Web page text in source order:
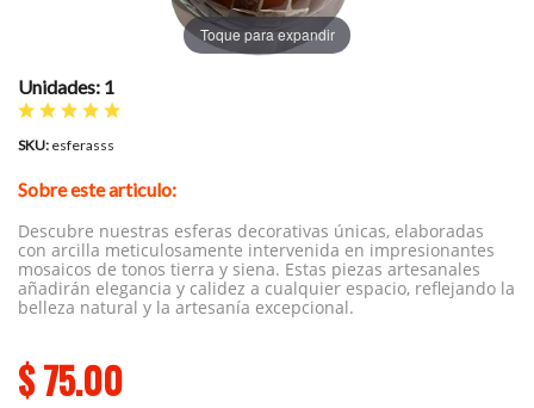
Toque para expandir
Unidades: 1
SKU: esferasss
Sobre este articulo:
Descubre nuestras esferas decorativas únicas, elaboradas
con arcilla meticulosamente intervenida en impresionantes
mosaicos de tonos tierra y siena. Estas piezas artesanales
añadirán elegancia y calidez a cualquier espacio, reflejando la
belleza natural y la artesanía excepcional.
$75.00